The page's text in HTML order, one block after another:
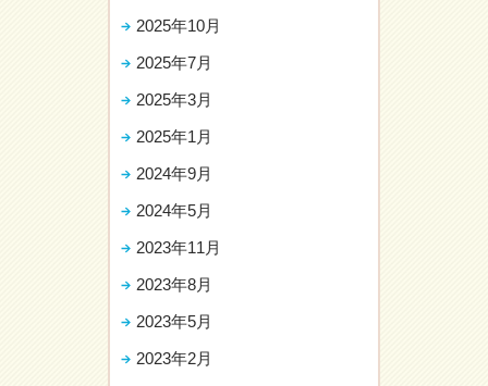
2025年10月
2025年7月
2025年3月
2025年1月
2024年9月
2024年5月
2023年11月
2023年8月
2023年5月
2023年2月